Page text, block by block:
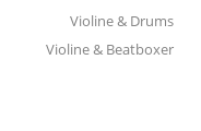
Violine & Drums
Violine & Beatboxer